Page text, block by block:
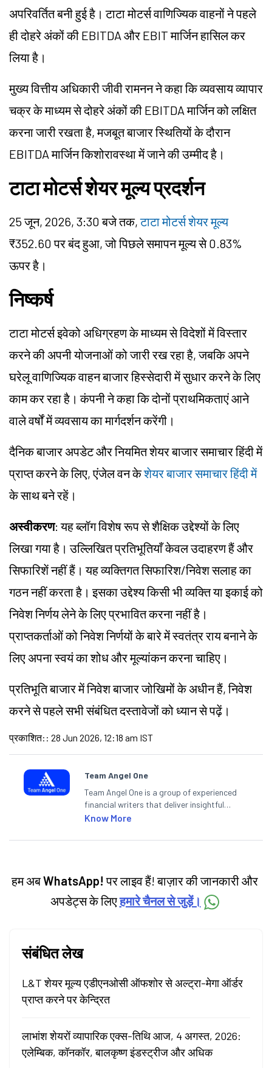
अपरिवर्तित बनी हुई है। टाटा मोटर्स वाणिज्यिक वाहनों ने पहले
ही दोहरे अंकों की EBITDA और EBITमार्जिन हासिल कर
लिया है।
मुख्य वित्तीय अधिकारी जीवी रामनन ने कहा कि व्यवसाय व्यापार
चक्र के माध्यम से दोहरे अंकों की EBITDAमार्जिन को लक्षित
करना जारी रखता है, मजबूत बाजार स्थितियों के दौरान
EBITDAमार्जिन किशोरावस्था में जाने की उम्मीद है।
टाटा मोटर्स शेयर मूल्य प्रदर्शन
25 जून, 2026, 3:30 बजे तक,टाटा मोटर्स शेयर मूल्य
₹352.60 पर बंद हुआ, जो पिछले समापन मूल्य से 0.83%
ऊपर है।
निष्कर्ष
टाटा मोटर्स इवेको अधिग्रहण के माध्यम से विदेशों में विस्तार
करने की अपनी योजनाओं को जारी रख रहा है, जबकि अपने
घरेलू वाणिज्यिक वाहन बाजार हिस्सेदारी में सुधार करने के लिए
काम कर रहा है। कंपनी ने कहा कि दोनों प्राथमिकताएं आने
वाले वर्षों में व्यवसाय का मार्गदर्शन करेंगी।
दैनिक बाजार अपडेट और नियमित शेयर बाजार समाचार हिंदी में
प्राप्त करने के लिए, एंजेल वन केशेयर बाजार समाचार हिंदी में
के साथ बने रहें।
अस्वीकरण: यह ब्लॉग विशेष रूप से शैक्षिक उद्देश्यों के लिए
लिखा गया है। उल्लिखित प्रतिभूतियाँ केवल उदाहरण हैं और
सिफारिशें नहीं हैं। यह व्यक्तिगत सिफारिश/निवेश सलाह का
गठन नहीं करता है। इसका उद्देश्य किसी भी व्यक्ति या इकाई को
निवेश निर्णय लेने के लिए प्रभावित करना नहीं है।
प्राप्तकर्ताओं को निवेश निर्णयों के बारे में स्वतंत्र राय बनाने के
लिए अपना स्वयं का शोध और मूल्यांकन करना चाहिए।
प्रतिभूति बाजार में निवेश बाजार जोखिमों के अधीन हैं, निवेश
करने से पहले सभी संबंधित दस्तावेजों को ध्यान से पढ़ें।
प्रकाशित: : 28 Jun 2026, 12:18 am IST
Team Angel One
Team Angel One is a group of experienced
financial writers that deliver insightful
articles on the stock market, IPO, economy,
categories.
Know More
हम अबWhatsApp! पर लाइव हैं! बाज़ार की जानकारी और
अपडेट्स के लिएहमारे चैनल से जुड़ें।
संबंधित लेख
L&T शेयर मूल्य एडीएनओसी ऑफशोर से अल्ट्रा-मेगा ऑर्डर
प्राप्त करने पर केन्द्रित
लाभांश शेयरों व्यापारिक एक्स-तिथि आज, 4 अगस्त, 2026:
एलेम्बिक, कॉनकॉर, बालकृष्ण इंडस्ट्रीज और अधिक